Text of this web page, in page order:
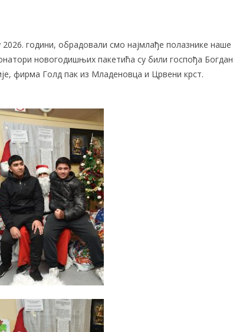
години, обрадовали смо најмлађе полазнике
новогодишњих пакетића су били госпођа
фирма Голд пак из Младеновца и Црвени крст.